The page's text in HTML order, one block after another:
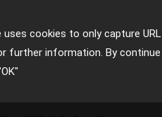
uses cookies to only capture
further information. By continue